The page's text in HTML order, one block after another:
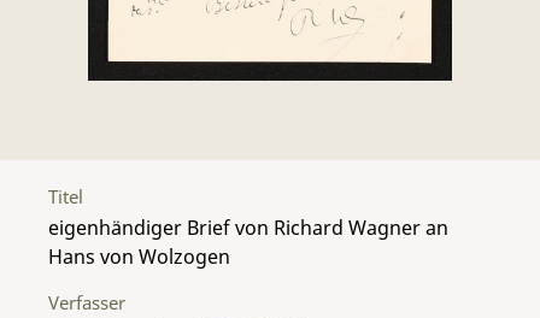
Titel
eigenhändiger Brief von Richard Wagner an
Hans von Wolzogen
Verfasser